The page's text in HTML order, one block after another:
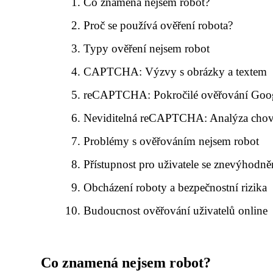
Proč se používá ověření robota?
Typy ověření nejsem robot
CAPTCHA: Výzvy s obrázky a textem
reCAPTCHA: Pokročilé ověřování
Neviditelná reCAPTCHA: Analýza
Problémy s ověřováním nejsem robot
Přístupnost pro uživatele se
Obcházení roboty a bezpečnostní rizika
Budoucnost ověřování uživatelů online
Co znamená nejsem robot?